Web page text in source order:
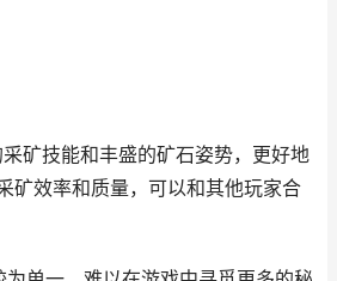
矿技能和丰盛的矿石姿势，更好地
矿效率和质量，可以和其他玩家合